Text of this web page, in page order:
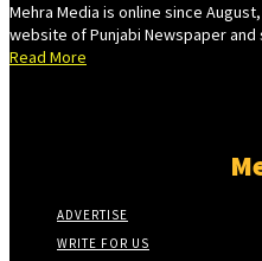
Webmaster Tools
Mehra Media is online since
website of Punjabi Newspaper
Read More
ADVERTISE
WRITE FOR US